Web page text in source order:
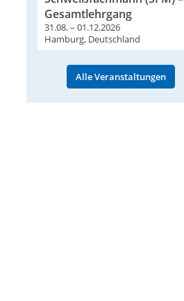
Gesamtlehrgang
31.08. – 01.12.2026
Hamburg, Deutschland
Alle Veranstaltungen